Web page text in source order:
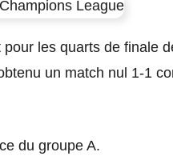
pour les quarts de finale
un match nul 1-1
du groupe A.